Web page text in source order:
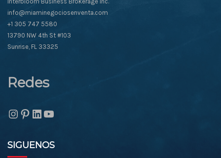
info@miaminegociosenventa.com
+1 305 747 5580
13790 NW 4th St #103
Sunrise, FL 33325
Redes
Instagram
Pinterest
LinkedIn
YouTube
SIGUENOS